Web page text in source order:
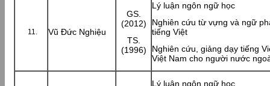
Vũ Đức Nghiệu
GS.
(2012)
TS.
(1996)
Lý luận ngôn ngữ học
Nghiên cứu từ vựng và ngữ
tiếng Việt
Nghiên cứu, giảng dạy tiếng
Việt Nam cho người nước
Lý luận ngôn ngữ học